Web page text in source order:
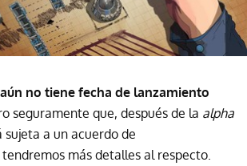
no tiene fecha de lanzamiento
seguramente que, después de la alpha
a un acuerdo de
más detalles al respecto.